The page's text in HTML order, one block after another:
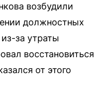
возбудили
должностных
за утраты
восстановиться
от этого